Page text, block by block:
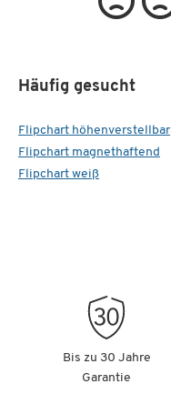
Häufig gesucht
Flipchart höhenverstellbar
Flipchart magnethaftend
Flipchart weiß
Bis zu 30 Jahre
Garantie